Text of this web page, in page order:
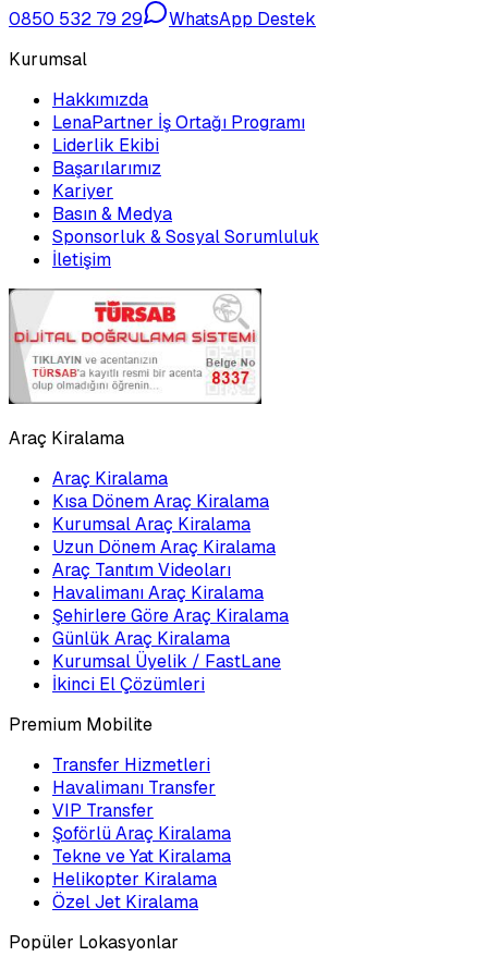
0850 532 79 29
WhatsApp Destek
Kurumsal
Hakkımızda
LenaPartner İş Ortağı Programı
Liderlik Ekibi
Başarılarımız
Kariyer
Basın & Medya
Sponsorluk & Sosyal Sorumluluk
İletişim
Araç Kiralama
Araç Kiralama
Kısa Dönem Araç Kiralama
Kurumsal Araç Kiralama
Uzun Dönem Araç Kiralama
Araç Tanıtım Videoları
Havalimanı Araç Kiralama
Şehirlere Göre Araç Kiralama
Günlük Araç Kiralama
Kurumsal Üyelik / FastLane
İkinci El Çözümleri
Premium Mobilite
Transfer Hizmetleri
Havalimanı Transfer
VIP Transfer
Şoförlü Araç Kiralama
Tekne ve Yat Kiralama
Helikopter Kiralama
Özel Jet Kiralama
Popüler Lokasyonlar